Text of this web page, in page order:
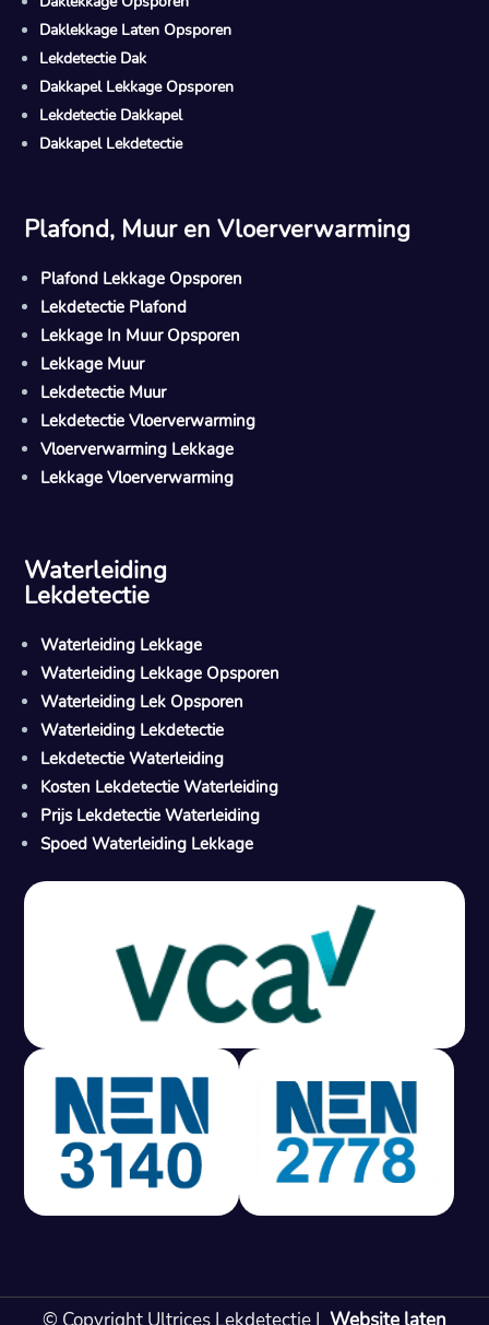
M
Gratis offerte in 24 uur
Geen lekkage? Geen betaling.
Vast tarief van € 395,- exc btw.
Rapport binnen 3 werkdagen.
100% RIsicovrij.
Vaak vergoed door verzekeraar.
Daklekkage Laten Opsporen
Lekdetectie Dak
Dakkapel Lekkage Opsporen
Lekdetectie Dakkapel
Dakkapel Lekdetectie
Plafond, Muur en Vloerverwarming
Plafond Lekkage Opsporen
Lekdetectie Plafond
Lekkage In Muur Opsporen
Lekkage Muur
Lekdetectie Muur
Lekdetectie Vloerverwarming
Vloerverwarming Lekkage
Lekkage Vloerverwarming
Waterleiding
Lekdetectie
Waterleiding Lekkage
Waterleiding Lekkage Opsporen
Waterleiding Lek Opsporen
Waterleiding Lekdetectie
Lekdetectie Waterleiding
Kosten Lekdetectie Waterleiding
Prijs Lekdetectie Waterleiding
Spoed Waterleiding Lekkage
© Copyright Ultrices Lekdetectie | Website laten